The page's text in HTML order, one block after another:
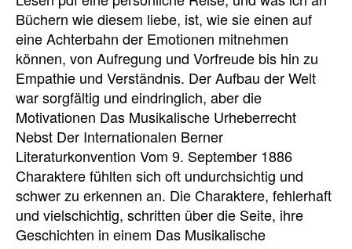
Büchern wie diesem liebe, ist, wie sie einen auf
eine Achterbahn der Emotionen mitnehmen
können, von Aufregung und Vorfreude bis hin zu
Empathie und Verständnis. Der Aufbau der Welt
war sorgfältig und eindringlich, aber die
Motivationen Das Musikalische Urheberrecht
Nebst Der Internationalen Berner
Literaturkonvention Vom 9. September 1886
Charaktere fühlten sich oft undurchsichtig und
schwer zu erkennen an. Die Charaktere, fehlerhaft
und vielschichtig, schritten über die Seite, ihre
Geschichten in einem Das Musikalische